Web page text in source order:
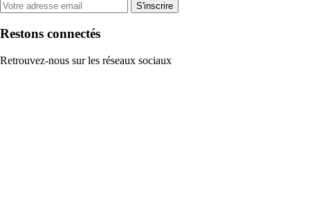
S'inscrire
Restons connectés
Retrouvez-nous sur les réseaux sociaux